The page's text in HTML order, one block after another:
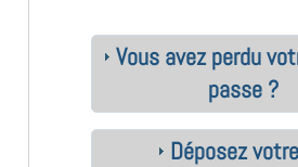
Vous avez perdu
passe ?
Déposez